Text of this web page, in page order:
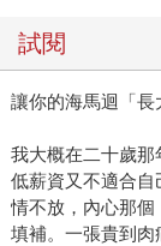
試閱
讓你的海馬迴「長
我大概在二十歲
低薪資又不適合
情不放，內心那
填補。一張貴到